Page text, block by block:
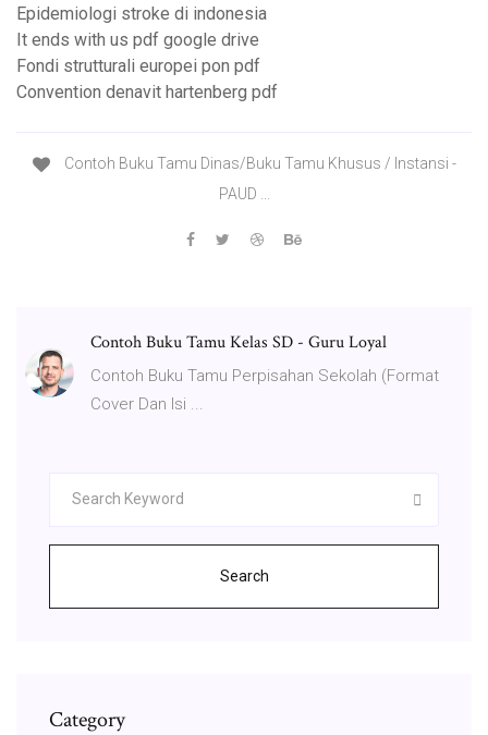
Epidemiologi stroke di indonesia
It ends with us pdf google drive
Fondi strutturali europei pon pdf
Convention denavit hartenberg pdf
Contoh Buku Tamu Dinas/Buku Tamu Khusus / Instansi -
PAUD ...
Contoh Buku Tamu Kelas SD - Guru Loyal
Contoh Buku Tamu Perpisahan Sekolah (Format
Cover Dan Isi ...
Search
Category